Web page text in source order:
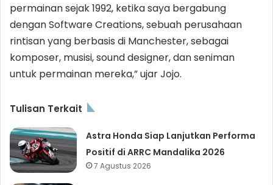
permainan sejak 1992, ketika saya bergabung
dengan Software Creations, sebuah perusahaan
rintisan yang berbasis di Manchester, sebagai
komposer, musisi, sound designer, dan seniman
untuk permainan mereka,” ujar Jojo.
Tulisan Terkait
Astra Honda Siap Lanjutkan Performa
Positif di ARRC Mandalika 2026
7 Agustus 2026